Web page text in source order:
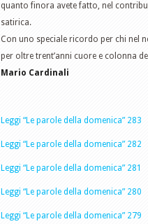
quanto finora avete fatto, nel
satirica.
Con uno speciale ricordo per chi nel
per oltre trent’anni cuore e colonna
Mario Cardinali
Leggi “Le parole della domenica” 283
Leggi “Le parole della domenica” 282
Leggi “Le parole della domenica” 281
Leggi “Le parole della domenica” 280
Leggi “Le parole della domenica” 279